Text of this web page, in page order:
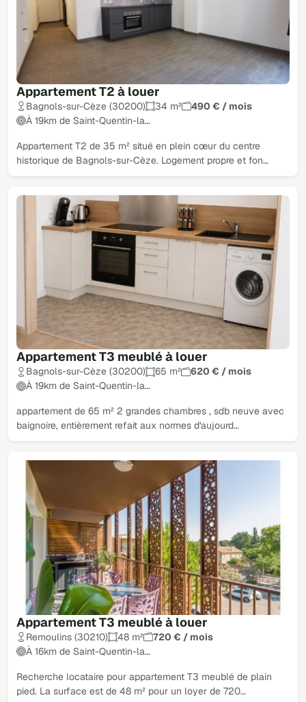
Appartement T2 à louer
Bagnols-sur-Cèze (30200) 34 m²
490 € / mois
À 19km de Saint-Quentin-la…
Appartement T2 de 35 m² situé en plein cœur du centre
historique de Bagnols-sur-Cèze. Logement propre et fon…
Appartement T3 meublé à louer
Bagnols-sur-Cèze (30200) 65 m²
620 € / mois
À 19km de Saint-Quentin-la…
appartement de 65 m² 2 grandes chambres , sdb neuve avec
baignoire, entièrement refait aux normes d'aujourd…
Appartement T3 meublé à louer
Remoulins (30210) 48 m²
720 € / mois
À 16km de Saint-Quentin-la…
Recherche locataire pour appartement T3 meublé de plain
pied. La surface est de 48 m² pour un loyer de 720…